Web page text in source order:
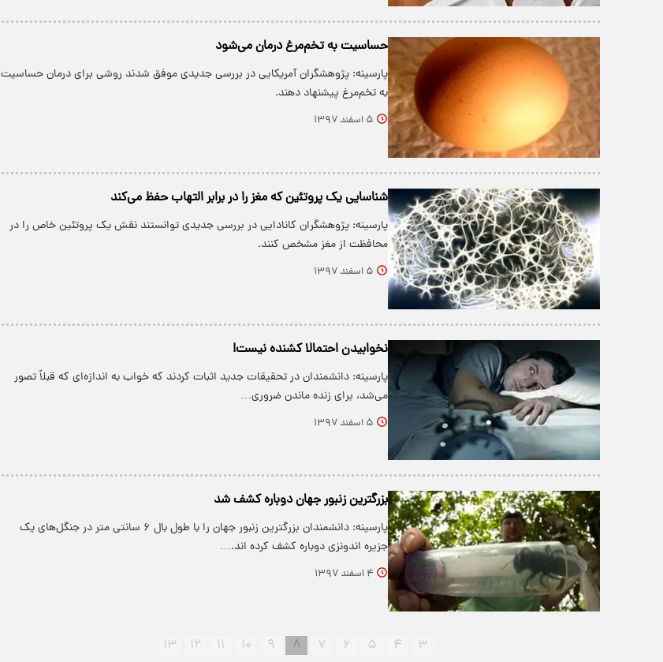
حساسیت به تخم‌مرغ درمان می‌شود
پارسینه: پژوهشگران آمریکایی در بررسی جدیدی موفق شدند روشی برای درمان حساسیت
به تخم‌مرغ پیشنهاد دهند.
۵ اسفند ۱۳۹۷
شناسایی یک پروتئین که مغز را در برابر التهاب حفظ می‌کند
پارسینه: پژوهشگران کانادایی در بررسی جدیدی توانستند نقش یک پروتئین خاص را در
محافظت از مغز مشخص کنند.
۵ اسفند ۱۳۹۷
نخوابیدن احتمالا کشنده نیست!
پارسینه: دانشمندان در تحقیقات جدید اثبات کردند که خواب به اندازه‌ای که قبلاً تصور
می‌شد، برای زنده ماندن ضروری…
۵ اسفند ۱۳۹۷
بزرگترین زنبور جهان دوباره کشف شد
پارسینه: دانشمندان بزرگترین زنبور جهان را با طول بال ۶ سانتی متر در جنگل‌های یک
جزیره اندونزی دوباره کشف کرده اند.…
۴ اسفند ۱۳۹۷
۳ ۴ ۵ ۶ ۷ ۸ ۹ ۱۰ ۱۱ ۱۲ ۱۳